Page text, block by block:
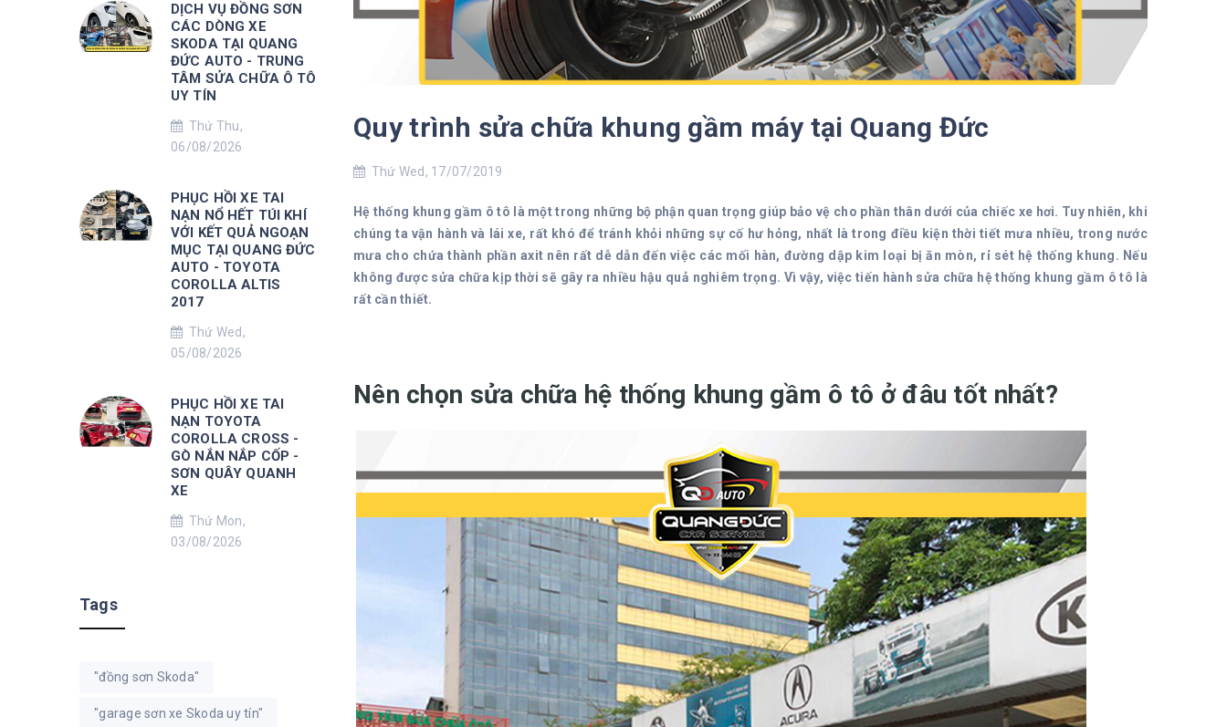
Quy trình sửa chữa khung gầm máy tại Quang Đức
Thứ Wed, 17/07/2019
Hệ thống khung gầm ô tô là một trong những bộ phận quan trọng giúp bảo vệ cho phần thân dưới của chiếc xe hơi. Tuy nhiên, khi
chúng ta vận hành và lái xe, rất khó để tránh khỏi những sự cố hư hỏng, nhất là trong điều kiện thời tiết mưa nhiều, trong nước
mưa cho chứa thành phần axit nên rất dễ dẫn đến việc các mối hàn, đường dập kim loại bị ăn mòn, rỉ sét hệ thống khung. Nếu
không được sửa chữa kịp thời sẽ gây ra nhiều hậu quả nghiêm trọng. Vì vậy, việc tiến hành sửa chữa hệ thống khung gầm ô tô là
rất cần thiết.
Nên chọn sửa chữa hệ thống khung gầm ô tô ở đâu tốt nhất?
DỊCH VỤ ĐỒNG SƠN
CÁC DÒNG XE
SKODA TẠI QUANG
ĐỨC AUTO - TRUNG
TÂM SỬA CHỮA Ô TÔ
UY TÍN
Thứ Thu,
06/08/2026
PHỤC HỒI XE TAI
NẠN NỔ HẾT TÚI KHÍ
VỚI KẾT QUẢ NGOẠN
MỤC TẠI QUANG ĐỨC
AUTO - TOYOTA
COROLLA ALTIS
2017
Thứ Wed,
05/08/2026
PHỤC HỒI XE TAI
NẠN TOYOTA
COROLLA CROSS -
GÒ NẮN NẮP CỐP -
SƠN QUÂY QUANH
XE
Thứ Mon,
03/08/2026
Tags
"đồng sơn Skoda"
"garage sơn xe Skoda uy tín"